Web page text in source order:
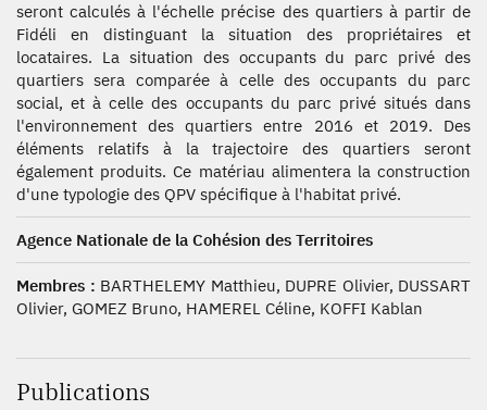
seront calculés à l'échelle précise des quartiers à partir de
Fidéli en distinguant la situation des propriétaires et
locataires. La situation des occupants du parc privé des
quartiers sera comparée à celle des occupants du parc
social, et à celle des occupants du parc privé situés dans
l'environnement des quartiers entre 2016 et 2019. Des
éléments relatifs à la trajectoire des quartiers seront
également produits. Ce matériau alimentera la construction
d'une typologie des QPV spécifique à l'habitat privé.
Agence Nationale de la Cohésion des Territoires
Membres : BARTHELEMY Matthieu, DUPRE Olivier, DUSSART
Olivier, GOMEZ Bruno, HAMEREL Céline, KOFFI Kablan
Publications